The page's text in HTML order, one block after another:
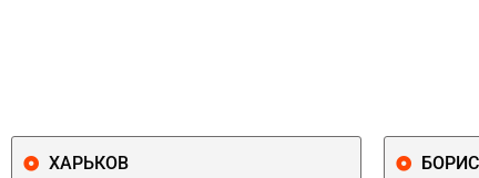
ХАРЬКОВ